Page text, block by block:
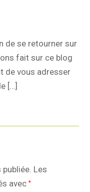
de se retourner sur
fait sur ce blog
de vous adresser
[…]
Les
avec*